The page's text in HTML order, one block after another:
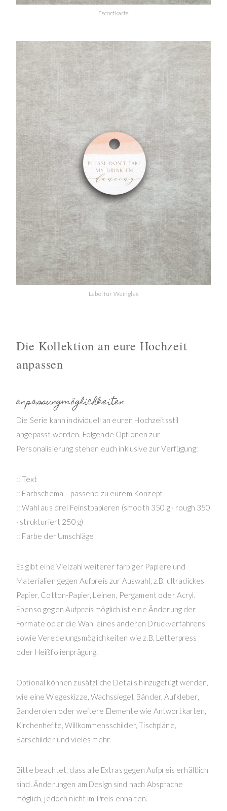
Escortkarte
Label für Weinglas
Die Kollektion an eure Hochzeit
anpassen
anpassungmöglichkeiten
Die Serie kann individuell an euren Hochzeitsstil
angepasst werden. Folgende Optionen zur
Personalisierung stehen euch inklusive zur Verfügung:
:: Text
:: Farbschema – passend zu eurem Konzept
:: Wahl aus drei Feinstpapieren (smooth 350 g · rough 350
· strukturiert 250 g)
:: Farbe der Umschläge
Es gibt eine Vielzahl weiterer farbiger Papiere und
Materialien gegen Aufpreis zur Auswahl, z.B. ultradickes
Papier, Cotton-Papier, Leinen, Pergament oder Acryl.
Ebenso gegen Aufpreis möglich ist eine Änderung der
Formate oder die Wahl eines anderen Druckverfahrens
sowie Veredelungsmöglichkeiten wie z.B. Letterpress
oder Heißfolienprägung.
Optional können zusätzliche Details hinzugefügt werden,
wie eine Wegeskizze, Wachssiegel, Bänder, Aufkleber,
Banderolen oder weitere Elemente wie Antwortkarten,
Kirchenhefte, Willkommensschilder, Tischpläne,
Barschilder und vieles mehr.
Bitte beachtet, dass alle Extras gegen Aufpreis erhältlich
sind. Änderungen am Design sind nach Absprache
möglich, jedoch nicht im Preis enhalten.